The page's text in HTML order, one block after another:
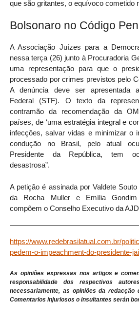
que são gritantes, o equívoco cometido
Bolsonaro no Código
A Associação Juízes para a
nessa terça (26) junto à Procuradoria
uma representação para que o
processado por crimes previstos pelo
A denúncia deve ser apresentada
Federal (STF). O texto da
contramão da recomendação da
países, de ‘uma estratégia integral e
infecções, salvar vidas e minimizar o
condução no Brasil, pelo atual
Presidente da República, tem
desastrosa”.
A petição é assinada por Valdete
da Rocha Muller e Emília
compõem o Conselho Executivo da
https://www.redebrasilatual.com.br/
pedem-o-impeachment-do-presidente-
As opiniões expressas nos artigos e
responsabilidade dos respectivos
necessariamente, as opiniões da redacção
Comentarios injuriosos o insultantes serán